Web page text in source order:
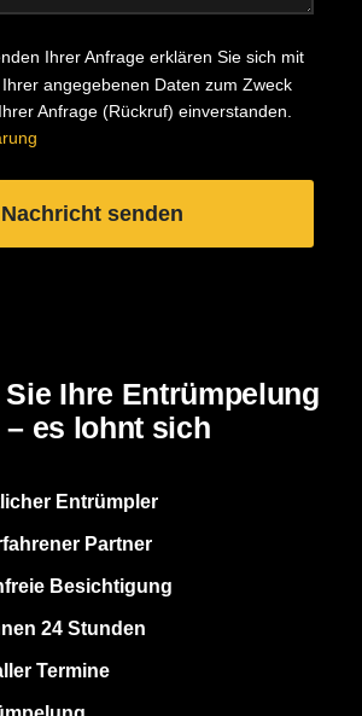
Ihrer Anfrage erklären Sie sich mit
angegebenen Daten zum Zweck
Anfrage (Rückruf) einverstanden.
Ihre Entrümpelung
es lohnt sich
Entrümpler
Partner
Besichtigung
24 Stunden
Termine